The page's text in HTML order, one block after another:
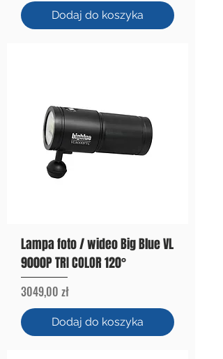
Dodaj do koszyka
Lampa foto / wideo Big Blue VL
9000P TRI COLOR 120°
Cena
3049,00 zł
Dodaj do koszyka